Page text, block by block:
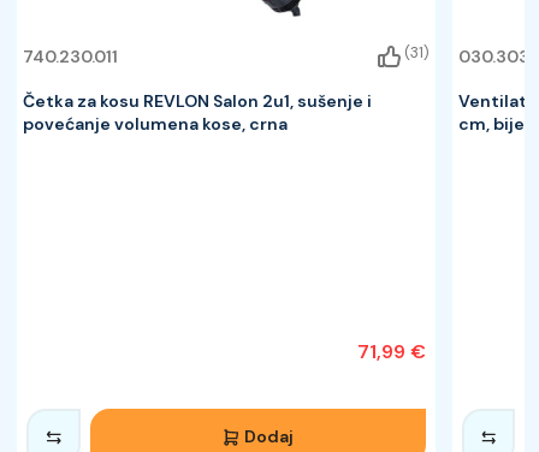
740.230.011 (31)
Četka za kosu REVLON Salon 2u1, sušenje i
povećanje volumena kose, crna
71,99 €
Dodaj
cm, bijeli